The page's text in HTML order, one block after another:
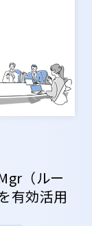
（ルー
有効活用